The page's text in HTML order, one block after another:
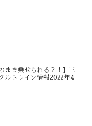
まま乗せられる？！】三
ルトレイン情報2022年4